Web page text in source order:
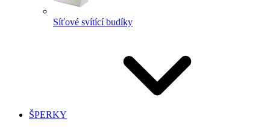
Síťové svítící budíky
ŠPERKY